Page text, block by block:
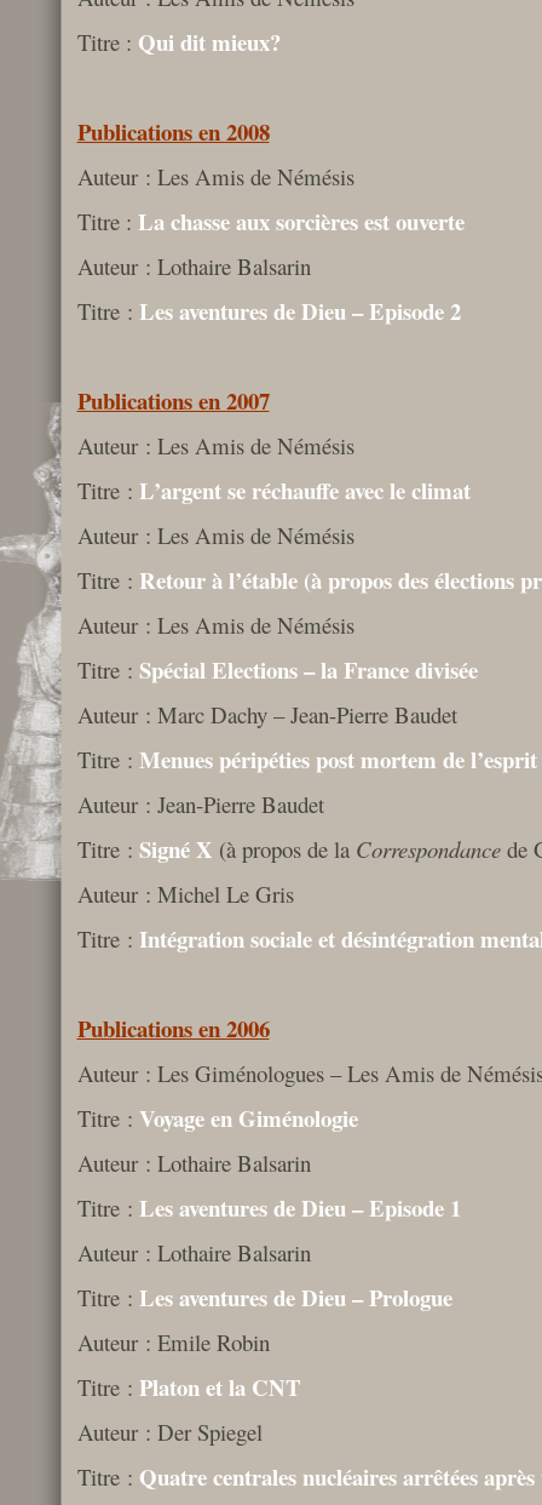
Titre : Qui dit mieux?
Publications en 2008
Auteur : Les Amis de Némésis
Titre : La chasse aux sorcières est ouverte
Auteur : Lothaire Balsarin
Titre : Les aventures de Dieu – Episode 2
Publications en 2007
Auteur : Les Amis de Némésis
Titre : L’argent se réchauffe avec le climat
Auteur : Les Amis de Némésis
Titre : Retour à l’étable (à propos des élections
Auteur : Les Amis de Némésis
Titre : Spécial Elections – la France divisée
Auteur : Marc Dachy – Jean-Pierre Baudet
Titre : Menues péripéties post mortem de
Auteur : Jean-Pierre Baudet
Titre : Signé X (à propos de la Correspondancede
Auteur : Michel Le Gris
Titre : Intégration sociale et désintégration
Publications en 2006
Auteur : Les Giménologues – Les Amis de
Titre : Voyage en Giménologie
Auteur : Lothaire Balsarin
Titre : Les aventures de Dieu – Episode 1
Auteur : Lothaire Balsarin
Titre : Les aventures de Dieu – Prologue
Auteur : Emile Robin
Titre : Platon et la CNT
Auteur : Der Spiegel
Titre : Quatre centrales nucléaires arrêtées